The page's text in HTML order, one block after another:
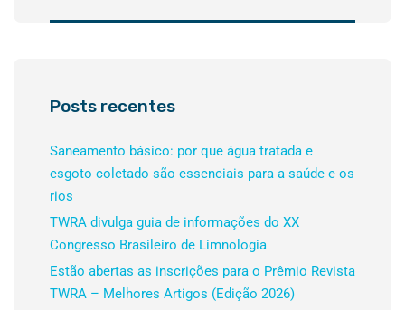
Posts recentes
Saneamento básico: por que água tratada e
esgoto coletado são essenciais para a saúde e os
rios
TWRA divulga guia de informações do XX
Congresso Brasileiro de Limnologia
Estão abertas as inscrições para o Prêmio Revista
TWRA – Melhores Artigos (Edição 2026)